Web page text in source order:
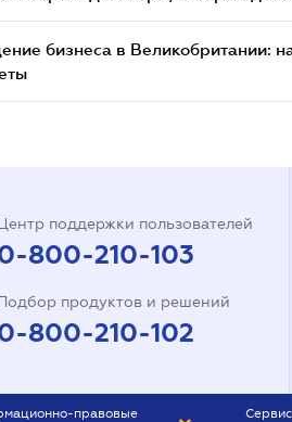
бизнеса в Великобритании:
поддержки пользователей
800-210-103
продуктов и решений
800-210-102
правовые